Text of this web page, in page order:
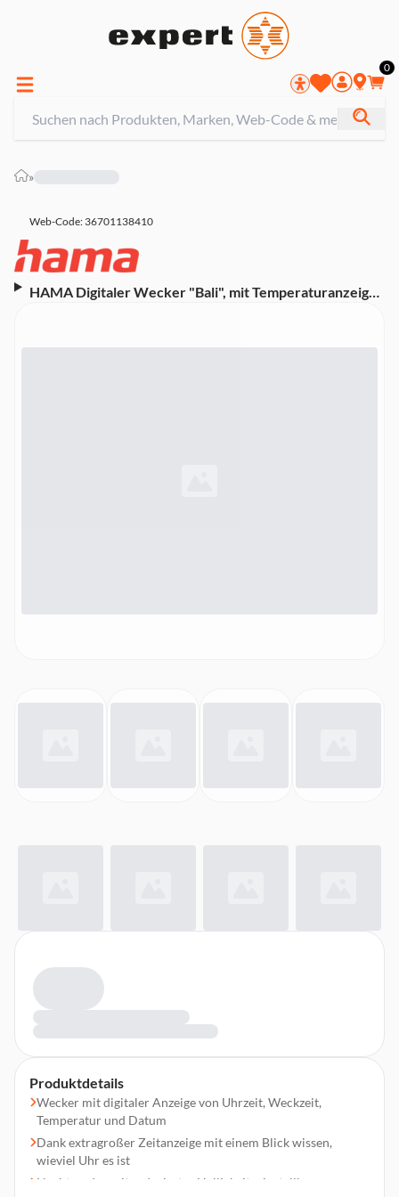
0
»
Web-Code: 36701138410
HAMA Digitaler Wecker "Bali", mit Temperaturanzeige,
Produktdetails
Wecker mit digitaler Anzeige von Uhrzeit, Weckzeit,
Temperatur und Datum
Dank extragroßer Zeitanzeige mit einem Blick wissen,
wieviel Uhr es ist
Nachtmodus mit reduzierter Helligkeit: einstellbarer